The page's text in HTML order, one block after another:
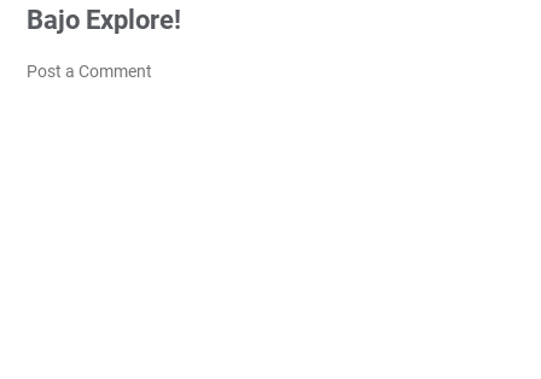
Bajo Explore!
Post a Comment